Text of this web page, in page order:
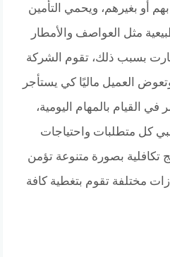
أو بغيرهم، ويحمي التأمين
مثل العواصف والأمطار
بسبب ذلك، تقوم الشركة
العميل ماليًا كي يستأجر
القيام بالمهام اليومية،
كل متطلبات واحتياجات
لهذا صممت 3 برامج تكافلية بصورة متنوعة تؤمن
مختلفة تقوم بتغطية كافة